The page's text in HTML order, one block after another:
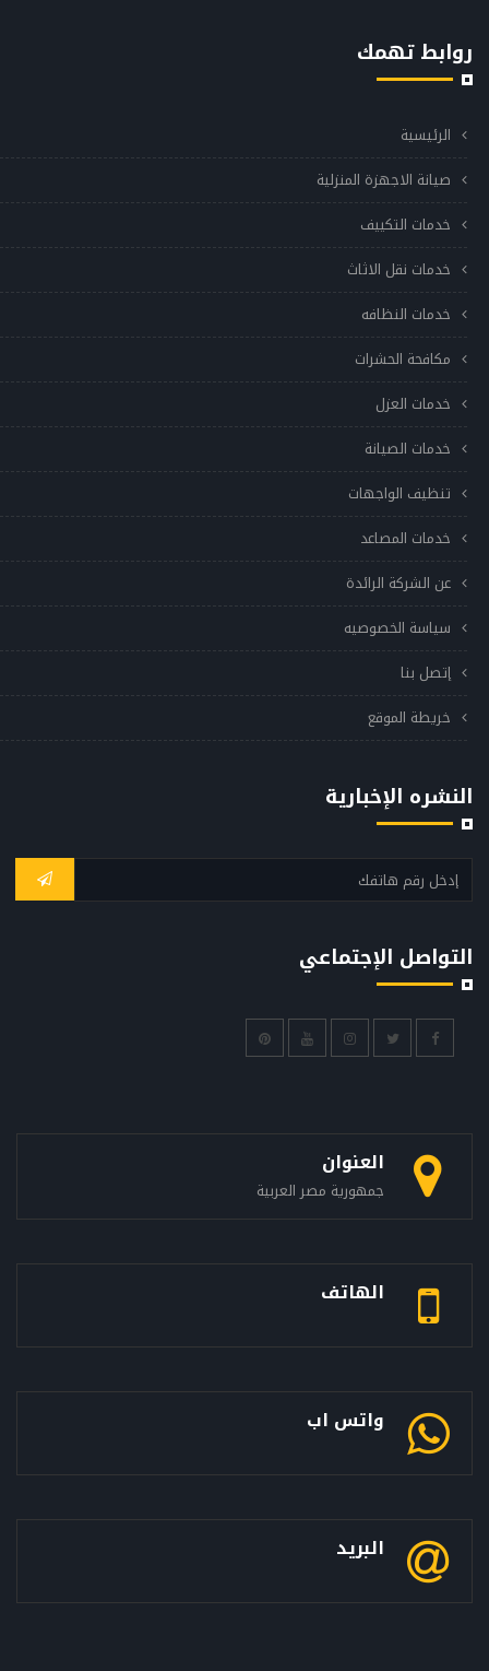
روابط تهمك
الرئيسية
صيانة الاجهزة المنزلية
خدمات التكييف
خدمات نقل الاثاث
خدمات النظافه
مكافحة الحشرات
خدمات العزل
خدمات الصيانة
تنظيف الواجهات
خدمات المصاعد
عن الشركة الرائدة
سياسة الخصوصيه
إتصل بنا
خريطة الموقع
النشره الإخبارية
التواصل الإجتماعي
العنوان
جمهورية مصر العربية
الهاتف
واتس اب
البريد